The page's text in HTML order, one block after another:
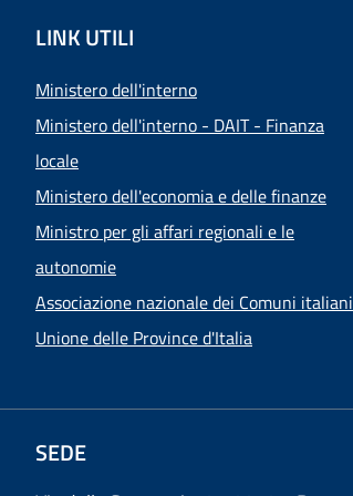
LINK UTILI
Ministero dell'interno
Ministero dell'interno - DAIT - Finanza
locale
Ministero dell'economia e delle finanze
Ministro per gli affari regionali e le
autonomie
Associazione nazionale dei Comuni italiani
Unione delle Province d'Italia
SEDE